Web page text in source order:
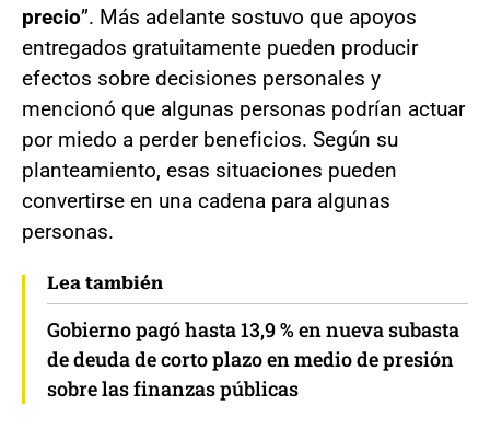
precio”. Más adelante sostuvo que apoyos
entregados gratuitamente pueden producir
efectos sobre decisiones personales y
mencionó que algunas personas podrían actuar
por miedo a perder beneficios. Según su
planteamiento, esas situaciones pueden
convertirse en una cadena para algunas
personas.
Lea también
Gobierno pagó hasta 13,9 % en nueva subasta
de deuda de corto plazo en medio de presión
sobre las finanzas públicas